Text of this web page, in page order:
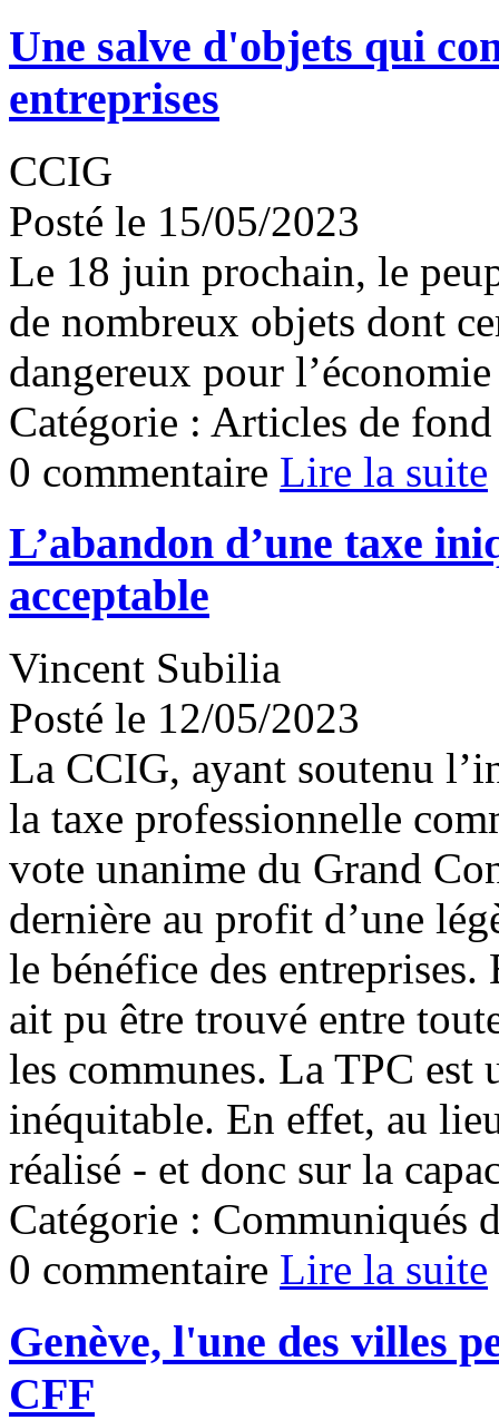
Une salve d'objets qui
entreprises
CCIG
Posté le 15/05/2023
Le 18 juin prochain, le
de nombreux objets dont
dangereux pour
Catégorie : Articles de fond
0 commentaire Lire la suite
L’abandon d’une taxe
acceptable
Vincent Subilia
Posté le 12/05/2023
La CCIG, ayant soutenu
la taxe professionnelle
vote unanime du Grand
dernière au profit d’une
le bénéfice des
ait pu être trouvé entre
les communes. La TPC
inéquitable. En effet, au
réalisé - et donc sur la
Catégorie : Communiqués
0 commentaire Lire la suite
Genève, l'une des villes
CFF